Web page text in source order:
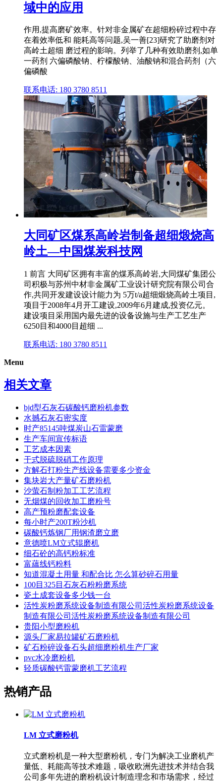
域中的应用
作用,提高磨矿效率。针对非金属矿在超细粉碎过程中存
在着效率低和 能耗高等问题,吴一善[23]研究了助磨剂对
高岭土超细 磨过程的影响。列举了几种有效助磨剂,如单
一药剂 六偏磷酸钠、柠檬酸钠、油酸钠和混合药剂（六
偏磷酸
联系电话: 180 3780 8511
大同矿区煤系高岭岩制备超细煅烧高
岭土—中国煤炭科技网
1 前言 大同矿区拥有丰富的煤系高岭岩,大同煤矿集团公
司积极与苏州中材非金属矿工业设计研究院有限公司合
作,共同开发建设设计能力为 5万t/a超细煅烧高岭土项目,
项目于2008年4月开工建设,2009年6月建成,投资亿元。
建设项目采用国内最先进的设备设施与生产工艺生产
6250目和4000目超细 ...
联系电话: 180 3780 8511
Menu
相关文章
bjd型石灰石碳酸钙磨粉机参数
水撼石灰石密实度
时产85145吨煤炭山石雷蒙磨
生产车间宣传标语
工艺成本因素
干式脱硫脱硝工作原理
方解石打粉生产线设备需要多少资金
集块岩大产量矿石磨粉机
沙萤石制粉加工工艺流程
无烟煤的回收加工磨粉号
高产预粉磨配套设备
每小时产200T粉沙机
碳酸钙炼钢厂用钢渣磨立磨
意德喷LM立式辊磨机
细石砼的高钙粉标准
富蘊线钙粉料
知道混凝土用量 和配合比 怎么算砂碎石用量
100目325目石灰石粉粉磨系统
瓷土成套设备多少钱一台
活性炭粉磨系统设备制造有限公司活性炭粉磨系统设备
制造有限公司活性炭粉磨系统设备制造有限公司
贵阳小型磨粉机
源头厂家易拉罐矿石磨粉机
矿石粉碎设备石头超细磨粉机生产厂家
pvc水冷磨粉机
轻质碳酸钙雷蒙磨机工艺流程
热销产品
LM 立式磨粉机
立式磨粉机是一种大型磨粉机，专门为解决工业磨机产
量低、耗能高等技术难题，吸收欧洲先进技术并结合我
公司多年先进的磨粉机设计制造理念和市场需求，经过